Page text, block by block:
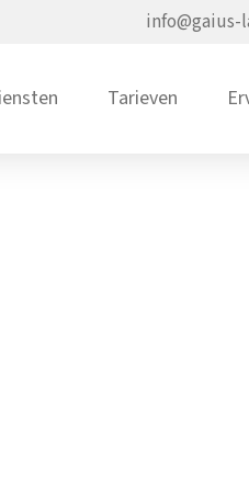
info@gaius-
Tarieven